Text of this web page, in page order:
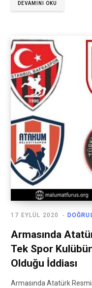
DEVAMINI OKU
17 EYLÜL 2020
Armasında
Tek Spor
Olduğu İddiası
Armasında Atatürk